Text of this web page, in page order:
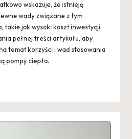
wskazuje, że istnieją
wady związane z tym
takie jak wysoki koszt inwestycji.
pełnej treści artykułu, aby
temat korzyści i wad stosowania
pompy ciepła.